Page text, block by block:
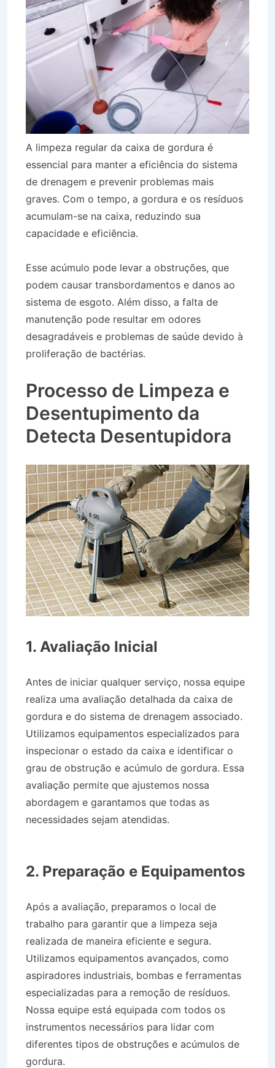
A limpeza regular da caixa de gordura é
essencial para manter a eficiência do sistema
de drenagem e prevenir problemas mais
graves. Com o tempo, a gordura e os resíduos
acumulam-se na caixa, reduzindo sua
capacidade e eficiência.
Esse acúmulo pode levar a obstruções, que
podem causar transbordamentos e danos ao
sistema de esgoto. Além disso, a falta de
manutenção pode resultar em odores
desagradáveis e problemas de saúde devido à
proliferação de bactérias.
Processo de Limpeza e
Desentupimento da
Detecta Desentupidora
1. Avaliação Inicial
Antes de iniciar qualquer serviço, nossa equipe
realiza uma avaliação detalhada da caixa de
gordura e do sistema de drenagem associado.
Utilizamos equipamentos especializados para
inspecionar o estado da caixa e identificar o
grau de obstrução e acúmulo de gordura. Essa
avaliação permite que ajustemos nossa
abordagem e garantamos que todas as
necessidades sejam atendidas.
2. Preparação e Equipamentos
Após a avaliação, preparamos o local de
trabalho para garantir que a limpeza seja
realizada de maneira eficiente e segura.
Utilizamos equipamentos avançados, como
aspiradores industriais, bombas e ferramentas
especializadas para a remoção de resíduos.
Nossa equipe está equipada com todos os
instrumentos necessários para lidar com
diferentes tipos de obstruções e acúmulos de
gordura.